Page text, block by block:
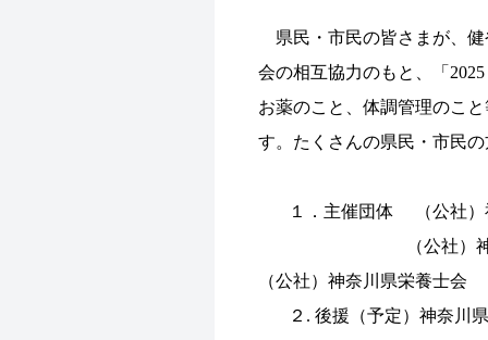
県民・市民の皆さまが、健
会の相互協力のもと、「
お薬のこと、体調管理のこ
す。たくさんの県民・市民
１．主催団体 （公社）
（公社）神奈川県
（公社）神奈川県栄養士会
２. 後援（予定）神奈川